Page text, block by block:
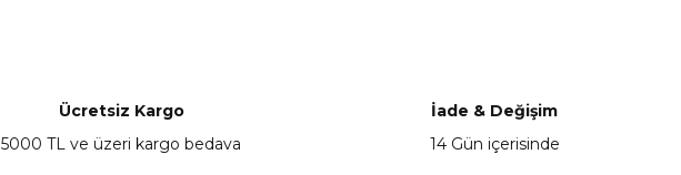
Ücretsiz Kargo
5000 TL ve üzeri kargo bedava
İade & Değişim
14 Gün içerisinde